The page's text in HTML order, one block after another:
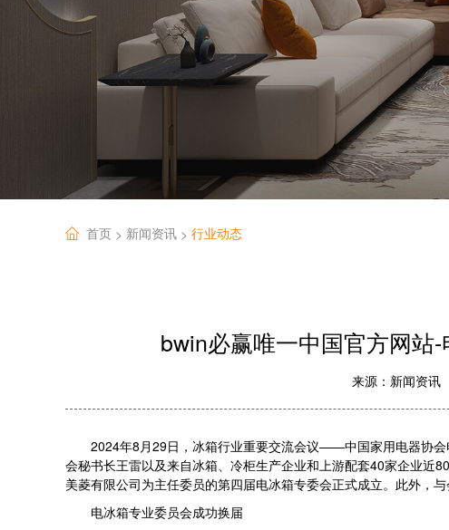
首页 > 新闻资讯 > 行业动态
bwin必赢唯一中国官方网站
来源： 新闻资讯
2024年8月29日，冰箱行业重要交流会议——中国家用电器协会
会秘书长王雷以及来自冰箱、冷柜生产企业和上游配套40家企业近
美菱有限公司为主任委员的第四届电冰箱专委会正式成立。此外，
电冰箱专业委员会成功换届